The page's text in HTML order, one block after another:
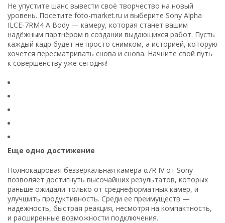
Не упустите шанс вывести своё творчество на новый
уровень. Посетите foto-market.ru и выберите Sony Alpha
ILCE‑7RM4 A Body — камеру, которая станет вашим
надёжным партнёром в создании выдающихся работ. Пусть
каждый кадр будет не просто снимком, а историей, которую
хочется пересматривать снова и снова. Начните свой путь
к совершенству уже сегодня!
Еще одно достижение
Полнокадровая беззеркальная камера α7R IV от Sony
позволяет достигнуть высочайших результатов, которых
раньше ожидали только от среднеформатных камер, и
улучшить продуктивность. Среди ее преимуществ —
надежность, быстрая реакция, несмотря на компактность,
и расширенные возможности подключения.